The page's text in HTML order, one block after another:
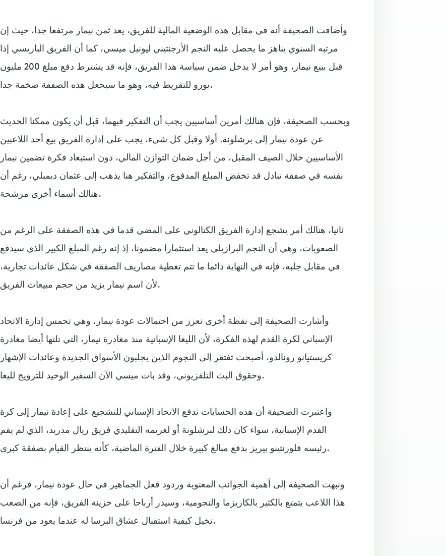
وأضافت الصحيفة أنه في مقابل هذه الوضعية المالية للفريق، يعد ثمن نيمار مرتفعا جدا، حيث إن
مرتبه السنوي يناهز ما يحصل عليه النجم الأرجنتيني ليونيل ميسي، كما أن الفريق الباريسي إذا
قبل ببيع نيمار، وهو أمر لا يدخل ضمن سياسة هذا الفريق، فإنه قد يشترط دفع مبلغ 200 مليون
يورو للتفريط فيه، وهو ما سيجعل هذه الصفقة ضخمة جدا.
وبحسب الصحيفة، فإن هنالك أمرين أساسيين يجب أن التفكير فيهما، قبل أن يكون ممكنا الحديث
عن عودة نيمار إلى برشلونة. أولا وقبل كل شيء، يجب على إدارة الفريق بيع أحد اللاعبين
الأساسيين خلال الصيف المقبل، من أجل ضمان التوازن المالي، دون استبعاد فكرة تضمين نيمار
نفسه في صفقة تبادل قد تخفض المبلغ المدفوع، والتفكير هنا يذهب إلى عثمان ديمبلي، رغم أن
هنالك أسماء أخرى مرشحة.
ثانيا، هنالك أمر يشجع إدارة الفريق الكتالوني على المضي قدما في هذه الصفقة على الرغم من
الصعوبات، وهي أن النجم البرازيلي يعد استثمارا مضمونا، إذ إنه رغم المبلغ الكبير الذي سيدفع
في مقابل جلبه، فإنه في النهاية دائما ما تتم تغطية مصاريف الصفقة في شكل عائدات تجارية،
لأن اسم نيمار يزيد من حجم مبيعات الفريق.
وأشارت الصحيفة إلى نقطة أخرى تعزز من احتمالات عودة نيمار، وهي تحمس إدارة الاتحاد
الإسباني لكرة القدم لهذه الفكرة، لأن الليغا الإسبانية منذ مغادرة نيمار، التي تلتها أيضا مغادرة
كريستيانو رونالدو، أصبحت تفتقر إلى النجوم الذين يجلبون الأسواق الجديدة وعائدات الإشهار
وحقوق البث التلفزيوني، وقد بات ميسي الآن السفير الوحيد للترويج لليغا.
واعتبرت الصحيفة أن هذه الحسابات تدفع الاتحاد الإسباني للتشجيع على إعادة نيمار إلى كرة
القدم الإسبانية، سواء كان ذلك لبرشلونة أو لغريمه التقليدي فريق ريال مدريد، الذي لم يقم
رئيسه فلورنتينو بيريز بدفع مبالغ كبيرة خلال الفترة الماضية، كأنه ينتظر القيام بصفقة كبرى.
ونبهت الصحيفة إلى أهمية الجوانب المعنوية وردود فعل الجماهير في حال عودة نيمار، فرغم أن
هذا اللاعب يتمتع بالكثير بالكاريزما والنجومية، وسيدر أرباحا على خزينة الفريق، فإنه من الصعب
تخيل كيفية استقبال عشاق البرسا له عندما يعود من فرنسا.